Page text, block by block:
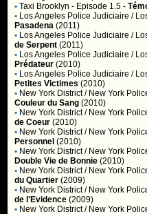
• Taxi Brooklyn - Episode 1.5 -
• Los Angeles Police Judiciaire /
Pasadena (2011)
• Los Angeles Police Judiciaire /
de Serpent (2011)
• Los Angeles Police Judiciaire /
Prédateur (2010)
• Los Angeles Police Judiciaire /
Petites Victimes (2010)
• New York District / New York
Couleur du Sang (2010)
• New York District / New York
de Coeur (2010)
• New York District / New York
Personnel (2010)
• New York District / New York
Double Vie de Bonnie (2010)
• New York District / New York
du Quartier (2009)
• New York District / New York
de l'Evidence (2009)
• New York District / New York